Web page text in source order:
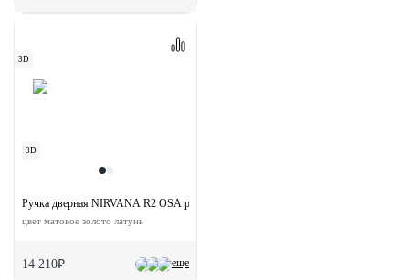
3D
3D
еще
Ручка дверная NIRVANA R2 OSA раздельная на круглой розетке
цвет матовое золото латунь
14 210₽